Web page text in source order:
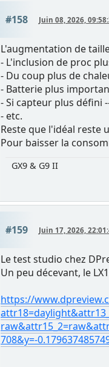
#158 Juin 08, 2026,
L'augmentation de
- L'inclusion de proc
- Du coup plus de
- Batterie plus
- Si capteur plus défini
- etc.
Reste que l'idéal reste
Pour baisser la
GX9 & G9 II
#159 Juin 17, 2026,
Le test studio chez
Un peu décevant, le
https://
708&y=-